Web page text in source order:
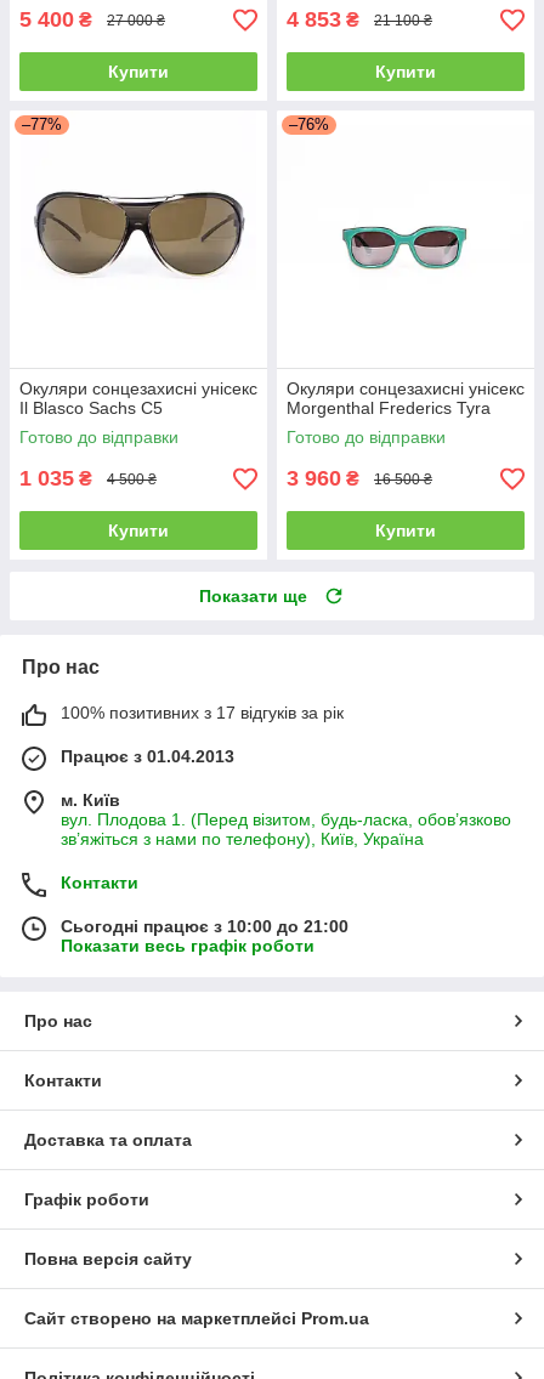
5 400 ₴ 27 000 ₴
Купити
4 853 ₴ 21 100 ₴
Купити
–77%
Окуляри сонцезахисні унісекс
Il Blasco Sachs C5
Готово до відправки
1 035 ₴ 4 500 ₴
Купити
–76%
Окуляри сонцезахисні унісекс
Morgenthal Frederics Tyra
Готово до відправки
3 960 ₴ 16 500 ₴
Купити
Показати ще
Про нас
100% позитивних з 17 відгуків за рік
Працює з 01.04.2013
м. Київ
вул. Плодова 1. (Перед візитом, будь-ласка, обов’язково
зв’яжіться з нами по телефону), Київ, Україна
Контакти
Сьогодні працює з 10:00 до 21:00
Показати весь графік роботи
Про нас
Контакти
Доставка та оплата
Графік роботи
Повна версія сайту
Сайт створено на маркетплейсі Prom.ua